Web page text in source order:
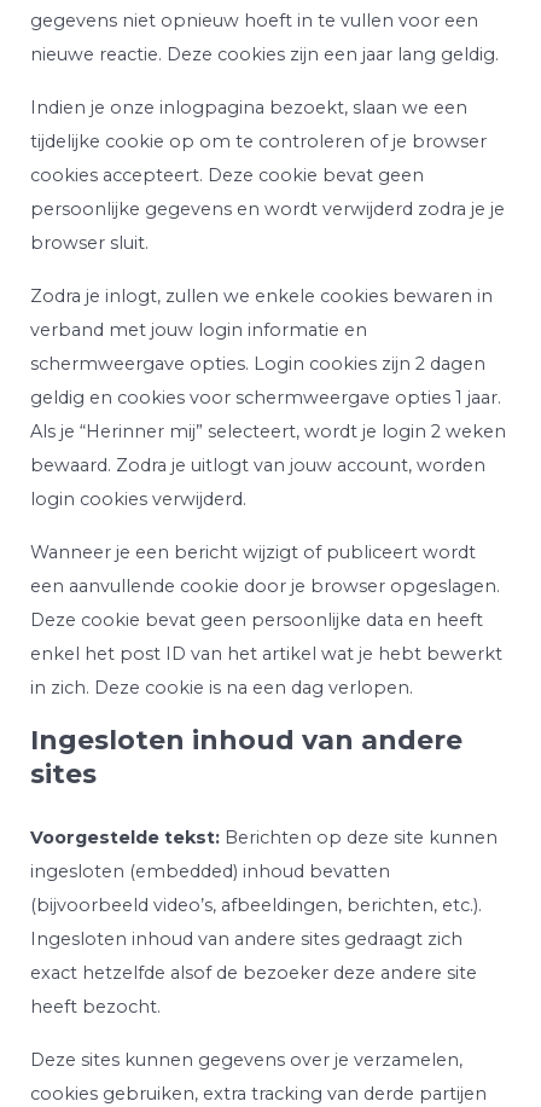
gegevens niet opnieuw hoeft in te vullen voor een
nieuwe reactie. Deze cookies zijn een jaar lang geldig.
Indien je onze inlogpagina bezoekt, slaan we een
tijdelijke cookie op om te controleren of je browser
cookies accepteert. Deze cookie bevat geen
persoonlijke gegevens en wordt verwijderd zodra je je
browser sluit.
Zodra je inlogt, zullen we enkele cookies bewaren in
verband met jouw login informatie en
schermweergave opties. Login cookies zijn 2 dagen
geldig en cookies voor schermweergave opties 1 jaar.
Als je “Herinner mij” selecteert, wordt je login 2 weken
bewaard. Zodra je uitlogt van jouw account, worden
login cookies verwijderd.
Wanneer je een bericht wijzigt of publiceert wordt
een aanvullende cookie door je browser opgeslagen.
Deze cookie bevat geen persoonlijke data en heeft
enkel het post ID van het artikel wat je hebt bewerkt
in zich. Deze cookie is na een dag verlopen.
Ingesloten inhoud van andere
sites
Voorgestelde tekst: Berichten op deze site kunnen
ingesloten (embedded) inhoud bevatten
(bijvoorbeeld video’s, afbeeldingen, berichten, etc.).
Ingesloten inhoud van andere sites gedraagt zich
exact hetzelfde alsof de bezoeker deze andere site
heeft bezocht.
Deze sites kunnen gegevens over je verzamelen,
cookies gebruiken, extra tracking van derde partijen